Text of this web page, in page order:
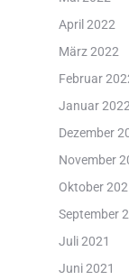
April 2022
März 2022
Februar
Januar 2022
Dezember
November
Oktober
September
Juli 2021
Juni 2021